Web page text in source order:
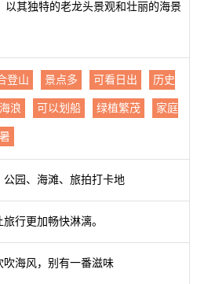
以其独特的老龙头景观和壮丽的海景
登山 景点多 可看日出 历史
浪 可以划船 绿植繁茂 家庭
公园、海滩、旅拍打卡地
旅行更加畅快淋漓。
吹海风，别有一番滋味